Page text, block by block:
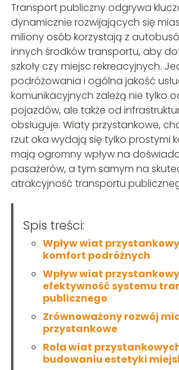
Transport publiczny odgrywa
dynamicznie rozwijających się
miliony osób korzystają z
innych środków transportu, aby
szkoły czy miejsc rekreacyjnych.
podróżowania i ogólna jakość
komunikacyjnych zależą nie tylko
pojazdów, ale także od
obsługuje. Wiaty przystankowe,
rzut oka wydają się tylko prostymi
mają ogromny wpływ na
pasażerów, a tym samym na
atrakcyjność transportu
Spis treści:
Wpływ wiat
komfort podróżnych
Wpływ wiat
efektywność systemu
publicznego
Zrównoważony rozwój
przystankowe
Rola wiat
budowaniu estetyki